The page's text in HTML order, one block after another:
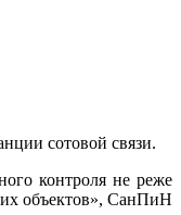
сотовой связи.
контроля не реже
объектов», СанПиН